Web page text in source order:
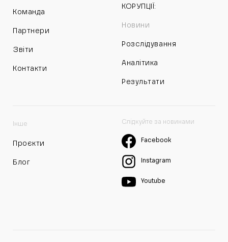
Команда
Партнери
Звіти
Контакти
КОРУПЦІЇ:
Новини
Розслідування
Аналітика
Результати
Інше
Проєкти
Блог
Слідкуйте за новинами
Facebook
Instagram
Youtube